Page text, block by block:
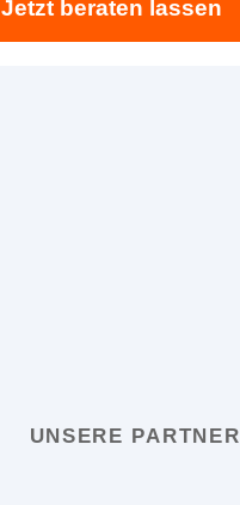
Jetzt beraten lassen
UNSERE PARTNER